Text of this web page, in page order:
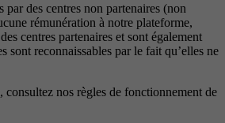
par des centres non partenaires (non
rémunération à notre plateforme,
centres partenaires et sont également
sont reconnaissables par le fait qu’elles ne
consultez nos règles de fonctionnement de